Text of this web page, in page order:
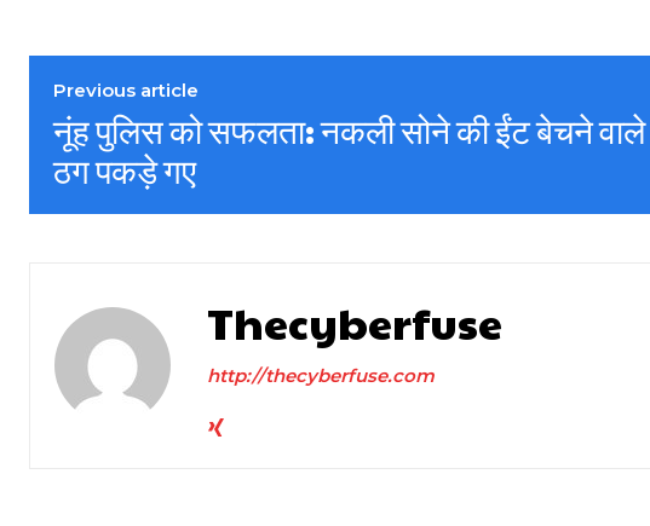
Previous article
नूंह पुलिस को सफलता: नकली सोने की ईंट बेचने वाले
ठग पकड़े गए
Thecyberfuse
http://thecyberfuse.com